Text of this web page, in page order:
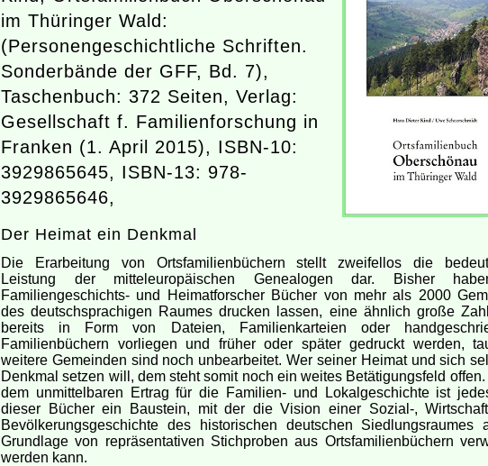
im Thüringer Wald:
(Personengeschichtliche Schriften.
Sonderbände der GFF, Bd. 7),
Taschenbuch: 372 Seiten, Verlag:
Gesellschaft f. Familienforschung in
Franken (1. April 2015), ISBN-10:
3929865645, ISBN-13: 978-
3929865646,
Der Heimat ein Denkmal
Die Erarbeitung von Ortsfamilienbüchern stellt zweifellos die
Leistung der mitteleuropäischen Genealogen dar. Bisher
Familiengeschichts- und Heimatforscher Bücher von mehr als 2000
des deutschsprachigen Raumes drucken lassen, eine ähnlich große
bereits in Form von Dateien, Familienkarteien oder
Familienbüchern vorliegen und früher oder später gedruckt werden,
weitere Gemeinden sind noch unbearbeitet. Wer seiner Heimat und sich
Denkmal setzen will, dem steht somit noch ein weites Betätigungsfeld
dem unmittelbaren Ertrag für die Familien- und Lokalgeschichte ist
dieser Bücher ein Baustein, mit der die Vision einer Sozial-,
Bevölkerungsgeschichte des historischen deutschen Siedlungsraumes
Grundlage von repräsentativen Stichproben aus Ortsfamilienbüchern
werden kann.